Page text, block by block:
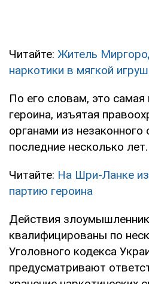
Читайте: Житель
наркотики в мягкой
По его словам, это самая
героина, изъятая
органами из незаконного
последние несколько лет.
Читайте: На Шри-Ланке
партию героина
Действия
квалифицированы по
Уголовного кодекса
предусматривают